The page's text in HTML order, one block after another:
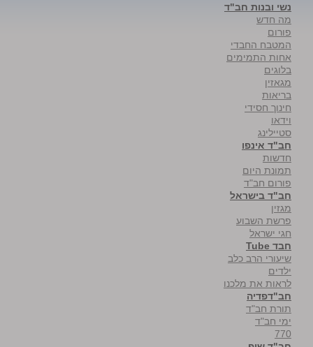
נשי ובנות חב"ד
מה חדש
פורום
המטבח החבדי
אחות התמימים
בלוגים
מגאזין
בריאות
חינוך חסידי
וידאו
סטיילינג
חב"ד אינפו
חדשות
תמונת היום
פורום חב"ד
חב"ד בישראל
מגזין
פרשת השבוע
חגי ישראל
חבד Tube
שיעורי הרב כלב
ילדים
לראות את מלכנו
חב"דפדיה
תורת חב"ד
ימי חב"ד
770